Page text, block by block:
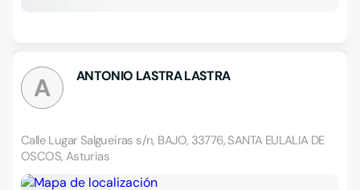
A ANTONIO LASTRA LASTRA
Calle Lugar Salgueiras s/n, BAJO, 33776, SANTA EULALIA DE
OSCOS, Asturias